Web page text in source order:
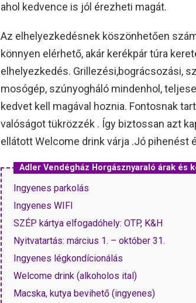
ahol kedvence is jól érezheti magát.
Az elhelyezkedésnek köszönhetően
könnyen elérhető, akár kerékpár túra
elhelyezkedés. Grillezési,bográcsozási,
mosógép, szúnyogháló mindenhol,
kedvet kell magával hoznia. Fontosnak
valóságot tükrözzék . Így biztossan azt
ellátott Welcome drink várja .Jó pihenést
Adler Vendégház Horgásznyaraló árak és
Ingyenes parkolás
Ingyenes WIFI
SZÉP kártya elfogadóhely: OTP, K&H
Nyitvatartás: március 1. – október 31.
Ingyenes légkondícionálás
Welcome drink (alkoholos ital)
Macska, kutya bevihető (ingyenes)